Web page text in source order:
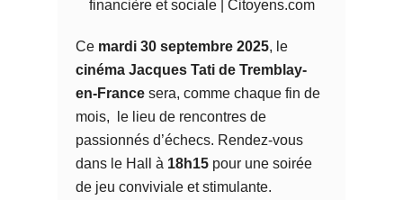
Ce mardi 30 septembre 2025, le
cinéma Jacques Tati de Tremblay-
en-France sera, comme chaque fin de
mois, le lieu de rencontres de
passionnés d’échecs. Rendez-vous
dans le Hall à 18h15 pour une soirée
de jeu conviviale et stimulante.